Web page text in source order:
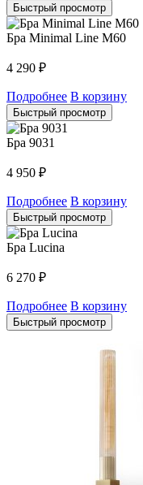
Быстрый просмотр
Бра Minimal Line M60
4 290 ₽
Подробнее В корзину
Быстрый просмотр
Бра 9031
4 950 ₽
Подробнее В корзину
Быстрый просмотр
Бра Lucina
6 270 ₽
Подробнее В корзину
Быстрый просмотр